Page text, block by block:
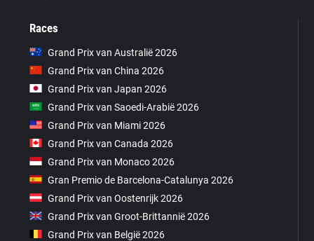
Races
Grand Prix van Australië 2026
Grand Prix van China 2026
Grand Prix van Japan 2026
Grand Prix van Saoedi-Arabië 2026
Grand Prix van Miami 2026
Grand Prix van Canada 2026
Grand Prix van Monaco 2026
Gran Premio de Barcelona-Catalunya 2026
Grand Prix van Oostenrijk 2026
Grand Prix van Groot-Brittannië 2026
Grand Prix van België 2026